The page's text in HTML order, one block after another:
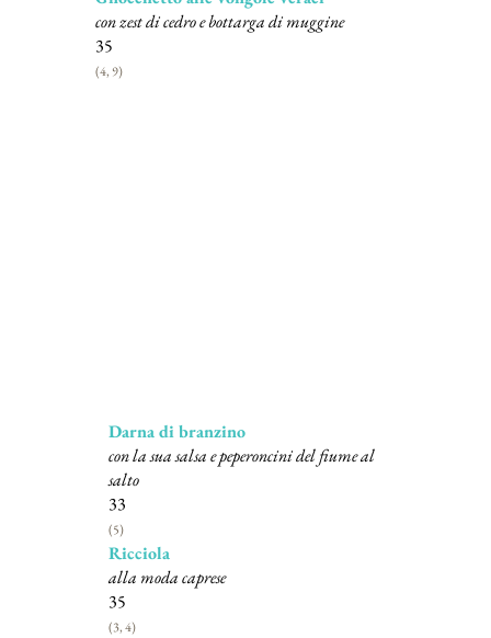
con zest di cedro e bottarga di muggine
35
(4, 9)
Darna di branzino
con la sua salsa e peperoncini del fiume al
salto
33
(5)
Ricciola
alla moda caprese
35
(3, 4)